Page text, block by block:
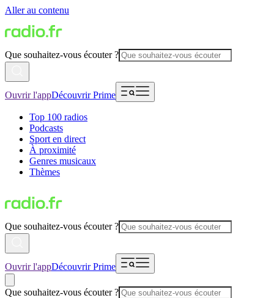
Aller au contenu
Que souhaitez-vous écouter ?
Ouvrir l'appDécouvrir Prime
Top 100 radios
Podcasts
Sport en direct
À proximité
Genres musicaux
Thèmes
Que souhaitez-vous écouter ?
Ouvrir l'appDécouvrir Prime
Que souhaitez-vous écouter ?